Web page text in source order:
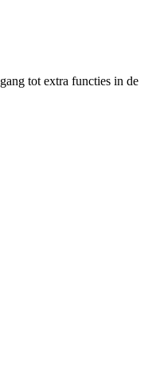
tot extra functies in de